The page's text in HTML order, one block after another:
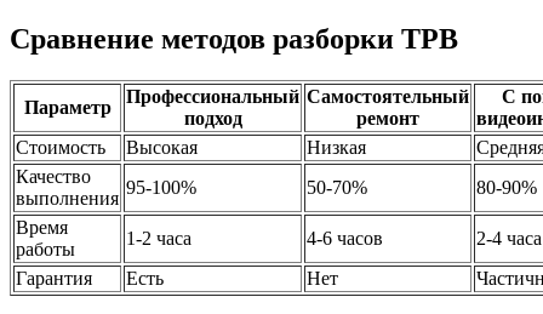
Сравнение методов разборки ТРВ
Параметр
Профессиональный
подход
Самостоятельный
ремонт
С
Стоимость
Высокая Низкая
Качество
выполнения
95-100% 50-70%
80-90%
Время
работы
1-2 часа 4-6 часов
2-4 часа
Гарантия
Есть Нет